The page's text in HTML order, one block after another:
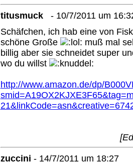
titusmuck
- 10/7/2011 um
Schäfchen, ich hab eine von
schöne Große
muß mal
billig aber sie schneidet super
wo du willst
http://www.amazon.de/dp/
zuccini - 14/7/2011 um 18:27